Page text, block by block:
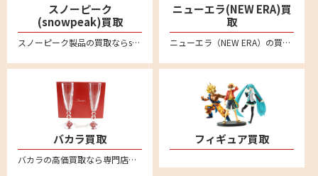
スノーピーク
(snowpeak)買取
スノーピーク製品の買取ならsnowpeak買取専門リムーブにお任せ。スノーピークを売るなら、まずはリムーブにご相談ください。アメニティドーム、リビングシェル、ランドロック、タープ、焚火台、IGTシリーズなどの定番モデルから、Pro.ライン、Pro.airライン、Ivoryラインなど各種製品を喜んで買取致します。廃盤品などや希少モデルもお任せください。全国対応で送料・手数料無料の宅配買取はこちら
ニューエラ(NEW ERA)買
取
ニューエラ（NEW ERA）の買取ならリムーブ。キャップやアパレル、ゴルフアイテムなどの商品を高く売るなら宅配買取がおすすめ。ブランド品の査定なら専門店へ。送料や手数料など一切無料です
バカラ買取
バカラの高価買取なら専門店のリムーブへお任せください。全国対応・送料無料の安心宅配査定。バカラのタンブラーやワイングラスなどぜひお売りください。
フィギュア買取